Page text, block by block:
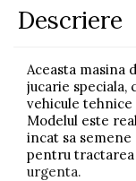
Descriere
Aceasta masina
jucarie speciala,
vehicule
Modelul este
incat sa semene
pentru
urgenta.